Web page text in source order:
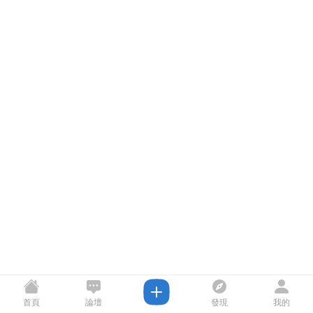
首頁 論壇 發現 我的